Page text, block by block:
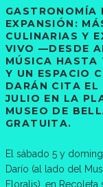
GASTRONOMÍA
EXPANSIÓN:
CULINARIAS Y
VIVO —DESDE
MÚSICA
Y UN ESPACIO
DARÁN CITA EL
JULIO EN LA
MUSEO DE
GRATUITA.
El sábado 5 y
Darío (al lado del
Floralis), en